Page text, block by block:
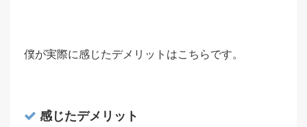
僕が実際に感じたデメリットはこちらです。
感じたデメリット